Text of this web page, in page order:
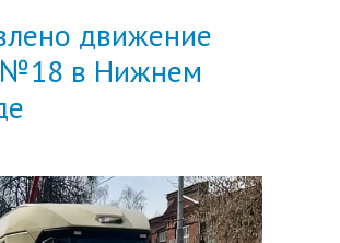
движение
№18 в Нижнем